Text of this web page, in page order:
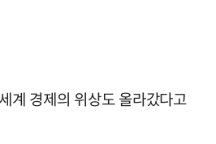
계 경제의 위상도 올라갔다고